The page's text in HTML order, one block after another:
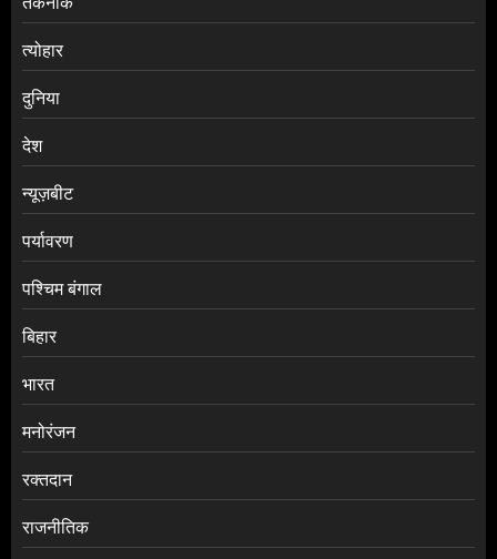
त्योहार
दुनिया
देश
न्यूज़बीट
पर्यावरण
पश्चिम बंगाल
बिहार
भारत
मनोरंजन
रक्तदान
राजनीतिक